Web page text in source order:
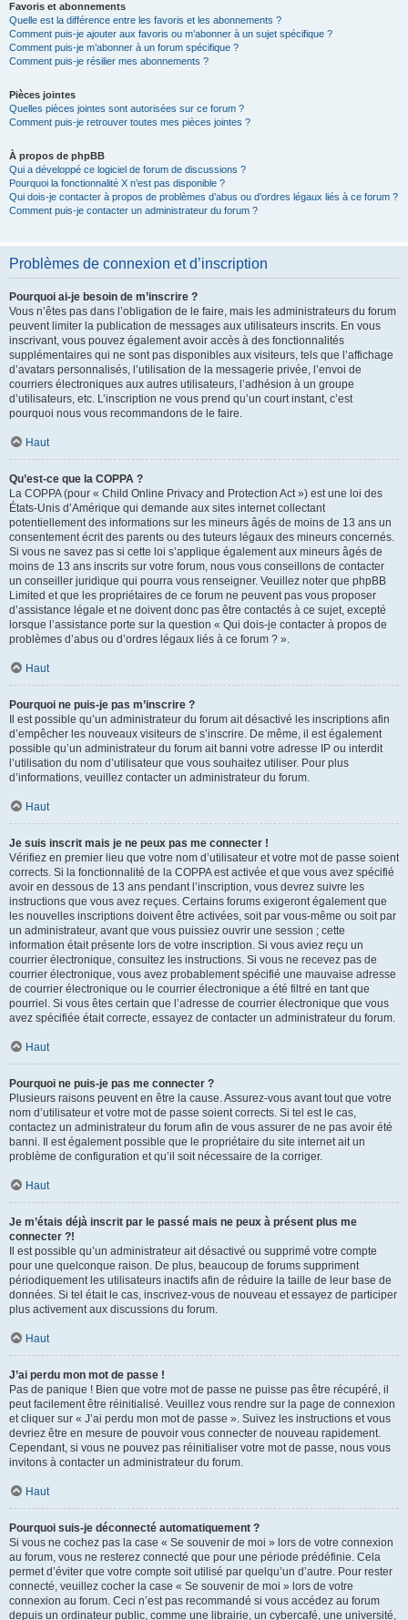
Favoris et abonnements
Quelle est la différence entre les favoris et les abonnements ?
Comment puis-je ajouter aux favoris ou m’abonner à un sujet spécifique ?
Comment puis-je m’abonner à un forum spécifique ?
Comment puis-je résilier mes abonnements ?
Pièces jointes
Quelles pièces jointes sont autorisées sur ce forum ?
Comment puis-je retrouver toutes mes pièces jointes ?
À propos de phpBB
Qui a développé ce logiciel de forum de discussions ?
Pourquoi la fonctionnalité X n’est pas disponible ?
Qui dois-je contacter à propos de problèmes d’abus ou d’ordres légaux liés à ce forum ?
Comment puis-je contacter un administrateur du forum ?
Problèmes de connexion et d’inscription
Pourquoi ai-je besoin de m’inscrire ?
Vous n’êtes pas dans l’obligation de le faire, mais les administrateurs du forum
peuvent limiter la publication de messages aux utilisateurs inscrits. En vous
inscrivant, vous pouvez également avoir accès à des fonctionnalités
supplémentaires qui ne sont pas disponibles aux visiteurs, tels que l’affichage
d’avatars personnalisés, l’utilisation de la messagerie privée, l’envoi de
courriers électroniques aux autres utilisateurs, l’adhésion à un groupe
d’utilisateurs, etc. L’inscription ne vous prend qu’un court instant, c’est
pourquoi nous vous recommandons de le faire.
Haut
Qu’est-ce que la COPPA ?
La COPPA (pour « Child Online Privacy and Protection Act ») est une loi des
États-Unis d’Amérique qui demande aux sites internet collectant
potentiellement des informations sur les mineurs âgés de moins de 13 ans un
consentement écrit des parents ou des tuteurs légaux des mineurs concernés.
Si vous ne savez pas si cette loi s’applique également aux mineurs âgés de
moins de 13 ans inscrits sur votre forum, nous vous conseillons de contacter
un conseiller juridique qui pourra vous renseigner. Veuillez noter que phpBB
Limited et que les propriétaires de ce forum ne peuvent pas vous proposer
d’assistance légale et ne doivent donc pas être contactés à ce sujet, excepté
lorsque l’assistance porte sur la question « Qui dois-je contacter à propos de
problèmes d’abus ou d’ordres légaux liés à ce forum ? ».
Haut
Pourquoi ne puis-je pas m’inscrire ?
Il est possible qu’un administrateur du forum ait désactivé les inscriptions afin
d’empêcher les nouveaux visiteurs de s’inscrire. De même, il est également
possible qu’un administrateur du forum ait banni votre adresse IP ou interdit
l’utilisation du nom d’utilisateur que vous souhaitez utiliser. Pour plus
d’informations, veuillez contacter un administrateur du forum.
Haut
Je suis inscrit mais je ne peux pas me connecter !
Vérifiez en premier lieu que votre nom d’utilisateur et votre mot de passe soient
corrects. Si la fonctionnalité de la COPPA est activée et que vous avez spécifié
avoir en dessous de 13 ans pendant l’inscription, vous devrez suivre les
instructions que vous avez reçues. Certains forums exigeront également que
les nouvelles inscriptions doivent être activées, soit par vous-même ou soit par
un administrateur, avant que vous puissiez ouvrir une session ; cette
information était présente lors de votre inscription. Si vous aviez reçu un
courrier électronique, consultez les instructions. Si vous ne recevez pas de
courrier électronique, vous avez probablement spécifié une mauvaise adresse
de courrier électronique ou le courrier électronique a été filtré en tant que
pourriel. Si vous êtes certain que l’adresse de courrier électronique que vous
avez spécifiée était correcte, essayez de contacter un administrateur du forum.
Haut
Pourquoi ne puis-je pas me connecter ?
Plusieurs raisons peuvent en être la cause. Assurez-vous avant tout que votre
nom d’utilisateur et votre mot de passe soient corrects. Si tel est le cas,
contactez un administrateur du forum afin de vous assurer de ne pas avoir été
banni. Il est également possible que le propriétaire du site internet ait un
problème de configuration et qu’il soit nécessaire de la corriger.
Haut
Je m’étais déjà inscrit par le passé mais ne peux à présent plus me
connecter ?!
Il est possible qu’un administrateur ait désactivé ou supprimé votre compte
pour une quelconque raison. De plus, beaucoup de forums suppriment
périodiquement les utilisateurs inactifs afin de réduire la taille de leur base de
données. Si tel était le cas, inscrivez-vous de nouveau et essayez de participer
plus activement aux discussions du forum.
Haut
J’ai perdu mon mot de passe !
Pas de panique ! Bien que votre mot de passe ne puisse pas être récupéré, il
peut facilement être réinitialisé. Veuillez vous rendre sur la page de connexion
et cliquer sur « J’ai perdu mon mot de passe ». Suivez les instructions et vous
devriez être en mesure de pouvoir vous connecter de nouveau rapidement.
Cependant, si vous ne pouvez pas réinitialiser votre mot de passe, nous vous
invitons à contacter un administrateur du forum.
Haut
Pourquoi suis-je déconnecté automatiquement ?
Si vous ne cochez pas la case « Se souvenir de moi » lors de votre connexion
au forum, vous ne resterez connecté que pour une période prédéfinie. Cela
permet d’éviter que votre compte soit utilisé par quelqu’un d’autre. Pour rester
connecté, veuillez cocher la case « Se souvenir de moi » lors de votre
connexion au forum. Ceci n’est pas recommandé si vous accédez au forum
depuis un ordinateur public, comme une librairie, un cybercafé, une université,